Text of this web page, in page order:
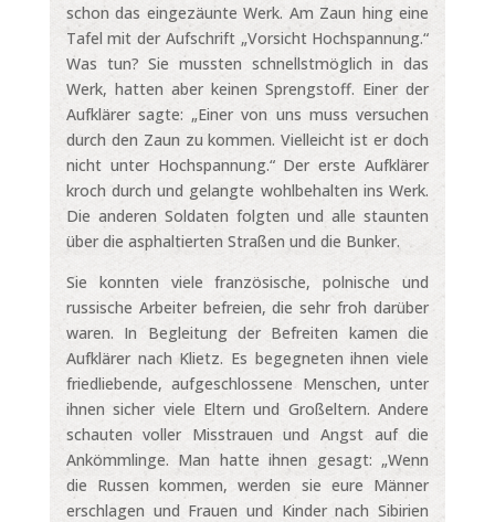
schon das eingezäunte Werk. Am Zaun hing eine
Tafel mit der Aufschrift „Vorsicht Hochspannung.“
Was tun? Sie mussten schnellstmöglich in das
Werk, hatten aber keinen Sprengstoff. Einer der
Aufklärer sagte: „Einer von uns muss versuchen
durch den Zaun zu kommen. Vielleicht ist er doch
nicht unter Hochspannung.“ Der erste Aufklärer
kroch durch und gelangte wohlbehalten ins Werk.
Die anderen Soldaten folgten und alle staunten
über die asphaltierten Straßen und die Bunker.
Sie konnten viele französische, polnische und
russische Arbeiter befreien, die sehr froh darüber
waren. In Begleitung der Befreiten kamen die
Aufklärer nach Klietz. Es begegneten ihnen viele
friedliebende, aufgeschlossene Menschen, unter
ihnen sicher viele Eltern und Großeltern. Andere
schauten voller Misstrauen und Angst auf die
Ankömmlinge. Man hatte ihnen gesagt: „Wenn
die Russen kommen, werden sie eure Männer
erschlagen und Frauen und Kinder nach Sibirien